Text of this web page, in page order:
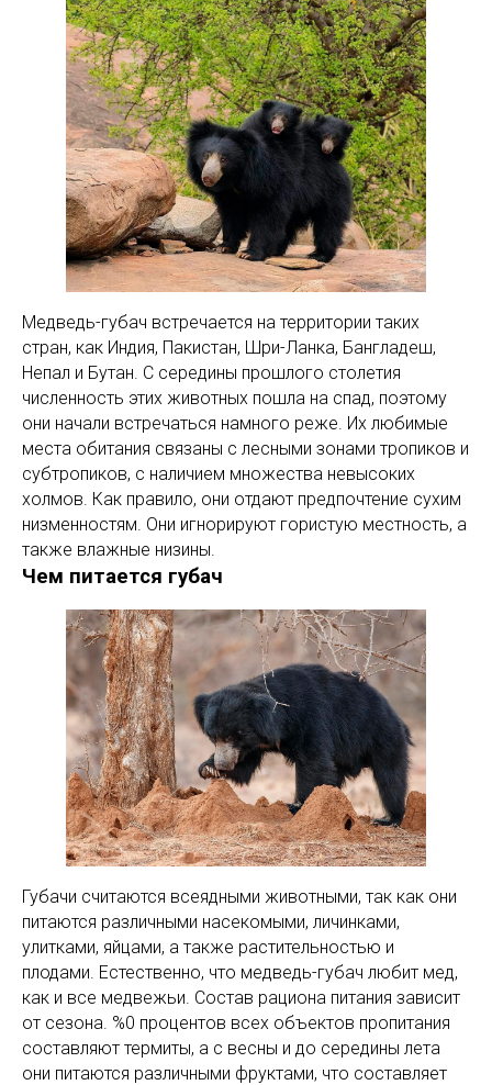
Медведь-губач встречается на территории таких
стран, как Индия, Пакистан, Шри-Ланка, Бангладеш,
Непал и Бутан. С середины прошлого столетия
численность этих животных пошла на спад, поэтому
они начали встречаться намного реже. Их любимые
места обитания связаны с лесными зонами тропиков и
субтропиков, с наличием множества невысоких
холмов. Как правило, они отдают предпочтение сухим
низменностям. Они игнорируют гористую местность, а
также влажные низины.
Чем питается губач
Губачи считаются всеядными животными, так как они
питаются различными насекомыми, личинками,
улитками, яйцами, а также растительностью и
плодами. Естественно, что медведь-губач любит мед,
как и все медвежьи. Состав рациона питания зависит
от сезона. %0 процентов всех объектов пропитания
составляют термиты, а с весны и до середины лета
они питаются различными фруктами, что составляет